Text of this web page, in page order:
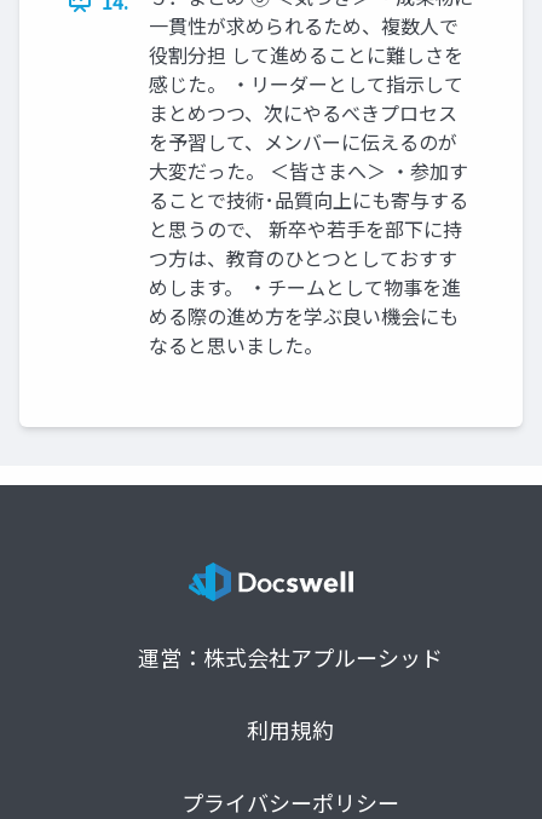
一貫性が求められるため、複数人で
役割分担 して進めることに難しさを
感じた。 ・リーダーとして指示して
まとめつつ、次にやるべきプロセス
を予習して、メンバーに伝えるのが
大変だった。 ＜皆さまへ＞ ・参加す
ることで技術･品質向上にも寄与する
と思うので、 新卒や若手を部下に持
つ方は、教育のひとつとしておすす
めします。 ・チームとして物事を進
める際の進め方を学ぶ良い機会にも
なると思いました。
運営：株式会社アプルーシッド
利用規約
プライバシーポリシー